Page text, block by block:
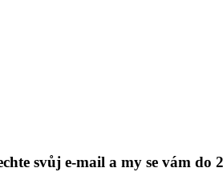
svůj e-mail a my se vám do